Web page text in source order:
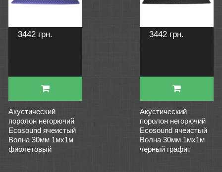
3442 грн.
Акустический
поролон негорючий
Ecosound ячеистый
Волна 30мм 1мх1м
фиолетовый
3442 грн.
Акустический
поролон негорючий
Ecosound ячеистый
Волна 30мм 1мх1м
черный графит